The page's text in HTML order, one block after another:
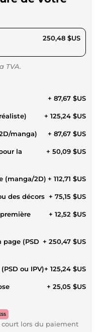
250,48 $US
TVA.
+ 87,67 $US
+ 125,24 $US
manga) + 87,67 $US
la
+ 50,09 $US
(manga/2D) + 112,71 $US
des décors + 75,15 $US
+ 12,52 $US
page (PSD + 250,47 $US
ou IPV)+ 125,24 $US
+ 25,05 $US
lors du paiement